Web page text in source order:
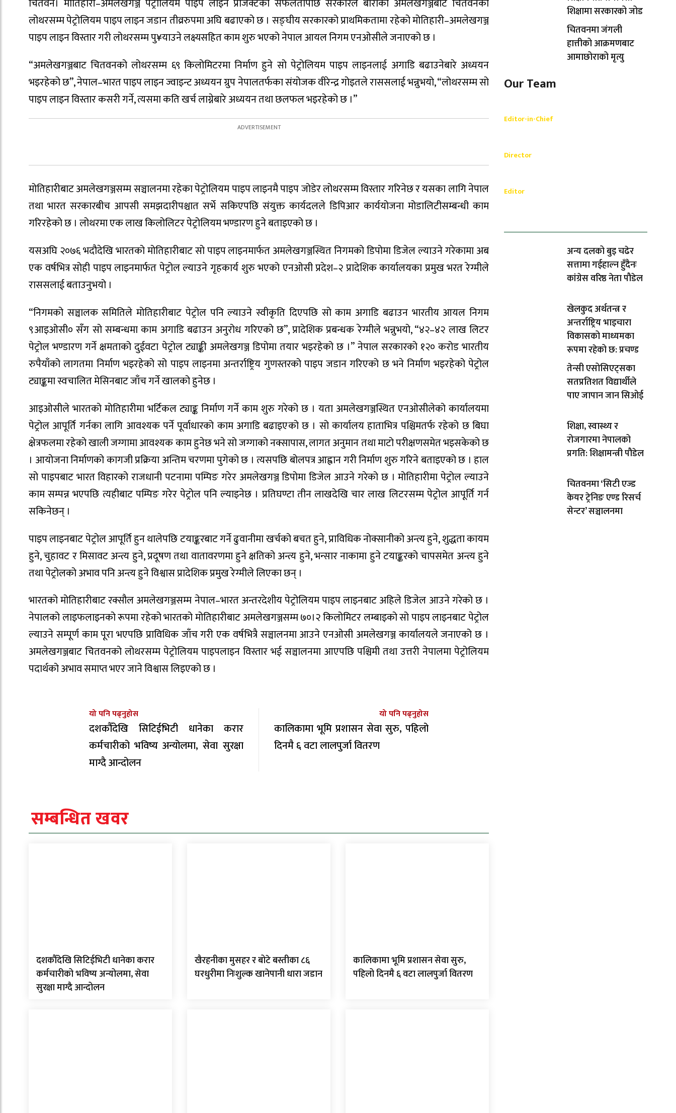
चितवन। मोतिहारी–अमलेखगञ्ज पेट्रोलियम पाइप लाइन प्रोजेक्टको सफलतापछि सरकारले बाराको अमलेखगञ्जबाट चितवनको
लोथरसम्म पेट्रोलियम पाइप लाइन जडान तीव्ररुपमा अघि बढाएको छ । सङ्घीय सरकारको प्राथमिकतामा रहेको मोतिहारी–अमलेखगञ्ज
पाइप लाइन विस्तार गरी लोथरसम्म पु¥याउने लक्ष्यसहित काम शुरु भएको नेपाल आयल निगम एनओसीले जनाएको छ ।
“अमलेखगञ्जबाट चितवनको लोथरसम्म ६९ किलोमिटरमा निर्माण हुने सो पेट्रोलियम पाइप लाइनलाई अगाडि बढाउनेबारे अध्ययन
भइरहेको छ”, नेपाल–भारत पाइप लाइन ज्वाइन्ट अध्ययन ग्रुप नेपालतर्फका संयोजक वीरेन्द्र गोइतले राससलाई भन्नुभयो, “लोथरसम्म सो
पाइप लाइन विस्तार कसरी गर्ने, त्यसमा कति खर्च लाग्नेबारे अध्ययन तथा छलफल भइरहेको छ ।”
मोतिहारीबाट अमलेखगञ्जसम्म सञ्चालनमा रहेका पेट्रोलियम पाइप लाइनमै पाइप जोडेर लोथरसम्म विस्तार गरिनेछ र यसका लागि नेपाल
तथा भारत सरकारबीच आपसी समझदारीपश्चात सर्भे सकिएपछि संयुक्त कार्यदलले डिपिआर कार्ययोजना मोडालिटीसम्बन्धी काम
गरिरहेको छ । लोथरमा एक लाख किलोलिटर पेट्रोलियम भण्डारण हुने बताइएको छ ।
यसअघि २०७६ भदौदेखि भारतको मोतिहारीबाट सो पाइप लाइनमार्फत अमलेखगञ्जस्थित निगमको डिपोमा डिजेल ल्याउने गरेकामा अब
एक वर्षभित्र सोही पाइप लाइनमार्फत पेट्रोल ल्याउने गृहकार्य शुरु भएको एनओसी प्रदेश–२ प्रादेशिक कार्यालयका प्रमुख भरत रेग्मीले
राससलाई बताउनुभयो ।
“निगमको सञ्चालक समितिले मोतिहारीबाट पेट्रोल पनि ल्याउने स्वीकृति दिएपछि सो काम अगाडि बढाउन भारतीय आयल निगम
९आइओसी० सँग सो सम्बन्धमा काम अगाडि बढाउन अनुरोध गरिएको छ”, प्रादेशिक प्रबन्धक रेग्मीले भन्नुभयो, “४२–४२ लाख लिटर
पेट्रोल भण्डारण गर्ने क्षमताको दुईवटा पेट्रोल ट्याङ्की अमलेखगञ्ज डिपोमा तयार भइरहेको छ ।” नेपाल सरकारको १२० करोड भारतीय
रुपैयाँको लागतमा निर्माण भइरहेको सो पाइप लाइनमा अन्तर्राष्ट्रिय गुणस्तरको पाइप जडान गरिएको छ भने निर्माण भइरहेको पेट्रोल
ट्याङ्कमा स्वचालित मेसिनबाट जाँच गर्ने खालको हुनेछ ।
आइओसीले भारतको मोतिहारीमा भर्टिकल ट्याङ्क निर्माण गर्ने काम शुरु गरेको छ । यता अमलेखगञ्जस्थित एनओसीलेको कार्यालयमा
पेट्रोल आपूर्ति गर्नका लागि आवश्यक पर्ने पूर्वाधारको काम अगाडि बढाइएको छ । सो कार्यालय हाताभित्र पश्चिमतर्फ रहेको छ बिघा
क्षेत्रफलमा रहेको खाली जग्गामा आवश्यक काम हुनेछ भने सो जग्गाको नक्सापास, लागत अनुमान तथा माटो परीक्षणसमेत भइसकेको छ
। आयोजना निर्माणको कागजी प्रक्रिया अन्तिम चरणमा पुगेको छ । त्यसपछि बोलपत्र आह्वान गरी निर्माण शुरु गरिने बताइएको छ । हाल
सो पाइपबाट भारत विहारको राजधानी पटनामा पम्पिङ गरेर अमलेखगञ्ज डिपोमा डिजेल आउने गरेको छ । मोतिहारीमा पेट्रोल ल्याउने
काम सम्पन्न भएपछि त्यहीबाट पम्पिङ गरेर पेट्रोल पनि ल्याइनेछ । प्रतिघण्टा तीन लाखदेखि चार लाख लिटरसम्म पेट्रोल आपूर्ति गर्न
सकिनेछन् ।
पाइप लाइनबाट पेट्रोल आपूर्ति हुन थालेपछि टयाङ्करबाट गर्ने ढुवानीमा खर्चको बचत हुने, प्राविधिक नोक्सानीको अन्त्य हुने, शुद्धता कायम
हुने, चुहावट र मिसावट अन्त्य हुने, प्रदूषण तथा वातावरणमा हुने क्षतिको अन्त्य हुने, भन्सार नाकामा हुने टयाङ्करको चापसमेत अन्त्य हुने
तथा पेट्रोलको अभाव पनि अन्त्य हुने विश्वास प्रादेशिक प्रमुख रेग्मीले लिएका छन् ।
भारतको मोतिहारीबाट रक्सौल अमलेखगञ्जसम्म नेपाल–भारत अन्तरदेशीय पेट्रोलियम पाइप लाइनबाट अहिले डिजेल आउने गरेको छ ।
नेपालको लाइफलाइनको रूपमा रहेको भारतको मोतिहारीबाट अमलेखगञ्जसम्म ७०।२ किलोमिटर लम्बाइको सो पाइप लाइनबाट पेट्रोल
ल्याउने सम्पूर्ण काम पूरा भएपछि प्राविधिक जाँच गरी एक वर्षभित्रै सञ्चालनमा आउने एनओसी अमलेखगञ्ज कार्यालयले जनाएको छ ।
अमलेखगञ्जबाट चितवनको लोथरसम्म पेट्रोलियम पाइपलाइन विस्तार भई सञ्चालनमा आएपछि पश्चिमी तथा उत्तरी नेपालमा पेट्रोलियम
पदार्थको अभाव समाप्त भएर जाने विश्वास लिइएको छ ।
यो पनि पढ्नुहोस
दशकौँदेखि सिटिईभिटी धानेका करार
कर्मचारीको भविष्य अन्योलमा, सेवा सुरक्षा
माग्दै आन्दोलन
यो पनि पढ्नुहोस
कालिकामा भूमि प्रशासन सेवा सुरु, पहिलो
दिनमै ६ वटा लालपुर्जा वितरण
सम्बन्धित खवर
दशकौँदेखि सिटिईभिटी धानेका करार
कर्मचारीको भविष्य अन्योलमा, सेवा
सुरक्षा माग्दै आन्दोलन
खैरहनीका मुसहर र बोटे बस्तीका ८६
घरधुरीमा निःशुल्क खानेपानी धारा जडान
कालिकामा भूमि प्रशासन सेवा सुरु,
पहिलो दिनमै ६ वटा लालपुर्जा वितरण
शिक्षामा सरकारको जोड
चितवनमा जंगली
हात्तीको आक्रमणबाट
आमाछोराको मृत्यु
Our Team
Editor-in-Chief
Director
Editor
अन्य दलको बुइ चढेर
सत्तामा गईहाल्न हुँदैनः
कांग्रेस वरिष्ठ नेता पौडेल
खेलकुद अर्थतन्त्र र
अन्तर्राष्ट्रिय भाइचारा
विकासको माध्यमका
रूपमा रहेको छ: प्रचण्ड
तेन्सी एसोसिएट्सका
सतप्रतिशत विद्यार्थीले
पाए जापान जान सिओई
शिक्षा, स्वास्थ्य र
रोजगारमा नेपालको
प्रगति: शिक्षामन्त्री पौडेल
चितवनमा ‘सिटी एज्ड
केयर ट्रेनिङ एण्ड रिसर्च
सेन्टर’ सञ्चालनमा